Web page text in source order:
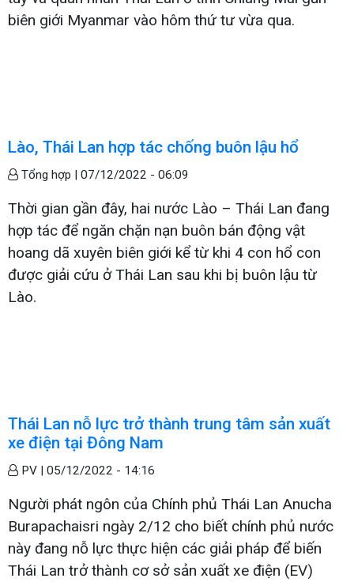
biên giới Myanmar vào hôm thứ tư vừa qua.
Lào, Thái Lan hợp tác chống buôn lậu hổ
Tổng hợp | 07/12/2022 - 06:09
Thời gian gần đây, hai nước Lào – Thái Lan đang
hợp tác để ngăn chặn nạn buôn bán động vật
hoang dã xuyên biên giới kể từ khi 4 con hổ con
được giải cứu ở Thái Lan sau khi bị buôn lậu từ
Lào.
Thái Lan nỗ lực trở thành trung tâm sản xuất
xe điện tại Đông Nam
PV | 05/12/2022 - 14:16
Người phát ngôn của Chính phủ Thái Lan Anucha
Burapachaisri ngày 2/12 cho biết chính phủ nước
này đang nỗ lực thực hiện các giải pháp để biến
Thái Lan trở thành cơ sở sản xuất xe điện (EV)